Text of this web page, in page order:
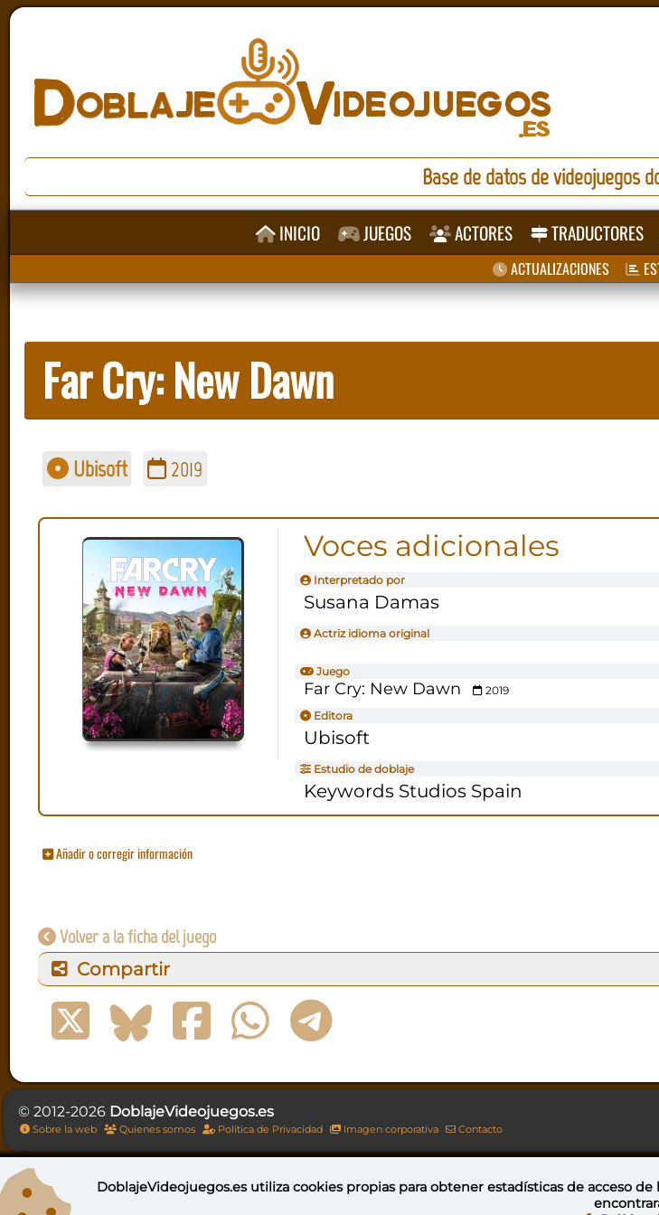
Base de datos de videojuegos
INICIO JUEGOS ACTORES TRADUCTORES
ACTUALIZACIONES
Far Cry: New Dawn
Ubisoft 2019
Voces adicionales
Interpretado por
Susana Damas
Actriz idioma original
Juego
Far Cry: New Dawn
2019
Editora
Ubisoft
Estudio de doblaje
Keywords Studios Spain
Añadir o corregir información
Volver a la ficha del juego
Compartir
© 2012-2026 DoblajeVideojuegos.es
Sobre la web Quienes somos Política de Privacidad Imagen corporativa Contacto
Esta obra está bajo una licencia de Creative Commons Reconocimiento-
DoblajeVideojuegos.es utilizacookies propiaspara obtener estadísticas de acceso de